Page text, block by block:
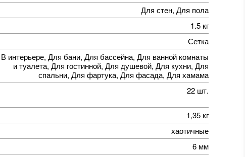
Для стен, Для пола
1.5 кг
Сетка
В интерьере, Для бани, Для бассейна, Для ванной комнаты
и туалета, Для гостинной, Для душевой, Для кухни, Для
спальни, Для фартука, Для фасада, Для хамама
22 шт.
1,35 кг
хаотичные
6 мм